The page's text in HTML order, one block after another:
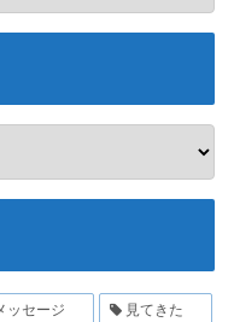
ッセージ 見てきた